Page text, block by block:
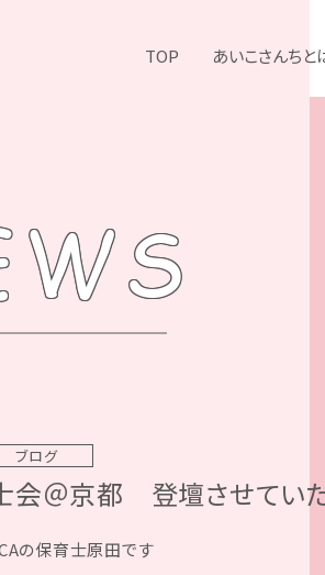
TOP あいこさんちと
ブログ
会＠京都 登壇させていた
の保育士原田です